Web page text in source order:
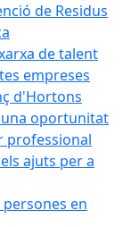
de Residus
de talent
empreses
d'Hortons
una oportunitat
professional
ajuts per a
en